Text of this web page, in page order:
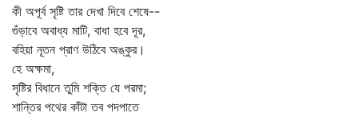
কী অপূর্ব সৃষ্টি তার দেখা দিবে শেষে--
গুঁড়াবে অবাধ্য মাটি, বাধা হবে দূর,
বহিয়া নূতন প্রাণ উঠিবে অঙ্কুর।
হে অক্ষমা,
সৃষ্টির বিধানে তুমি শক্তি যে পরমা;
শান্তির পথের কাঁটা তব পদপাতে